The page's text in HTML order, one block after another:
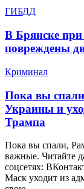
ГИБДД
В Брянске
повреждены
Криминал
Пока вы
Украины и
Трампа
Пока вы спали,
важные. Читайте
соцсетях:
Маск уходит из